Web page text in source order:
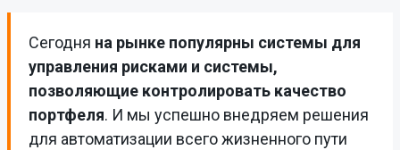
Сегодня на рынке популярны системы для
управления рисками и системы,
позволяющие контролировать качество
портфеля. И мы успешно внедряем решения
для автоматизации всего жизненного пути